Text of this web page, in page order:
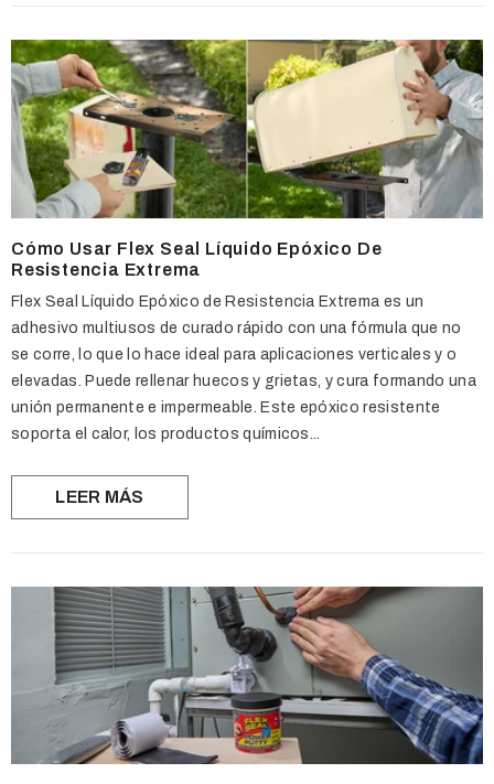
Cómo Usar Flex Seal Líquido Epóxico De
Resistencia Extrema
Flex Seal Líquido Epóxico de Resistencia Extrema es un
adhesivo multiusos de curado rápido con una fórmula que no
se corre, lo que lo hace ideal para aplicaciones verticales y o
elevadas. Puede rellenar huecos y grietas, y cura formando una
unión permanente e impermeable. Este epóxico resistente
soporta el calor, los productos químicos...
LEER MÁS